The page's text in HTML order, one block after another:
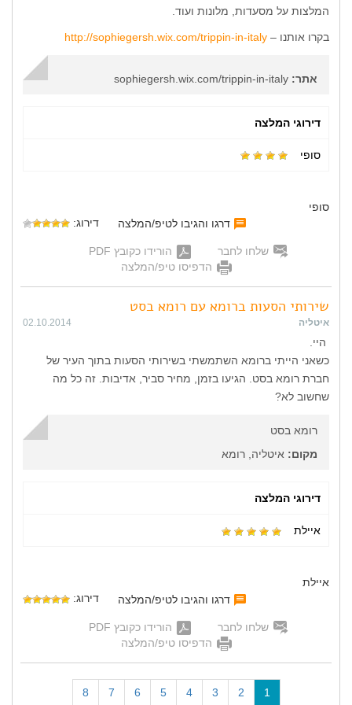
המלצות על מסעדות, מלונות ועוד.
בקרו אותנו –
אתר:
דירוגי המלצה
סופי
סופי
דרגו והגיבו לטיפ/המלצה
דירוג:
שלחו לחבר
הורידו כקובץ PDF
הדפיסו טיפ/המלצה
שירותי הסעות ברומא עם רומא בסט
איטליה 02.10.2014
היי.
כשאני הייתי ברומא השתמשתי בשירותי הסעות בתוך העיר של
חברת רומא בסט. הגיעו בזמן, מחיר סביר, אדיבות. זה כל מה
שחשוב לא?
רומא בסט
מקום: איטליה, רומא
דירוגי המלצה
איילת
איילת
דרגו והגיבו לטיפ/המלצה
דירוג:
שלחו לחבר
הורידו כקובץ PDF
הדפיסו טיפ/המלצה
1
2
3
4
5
6
7
8